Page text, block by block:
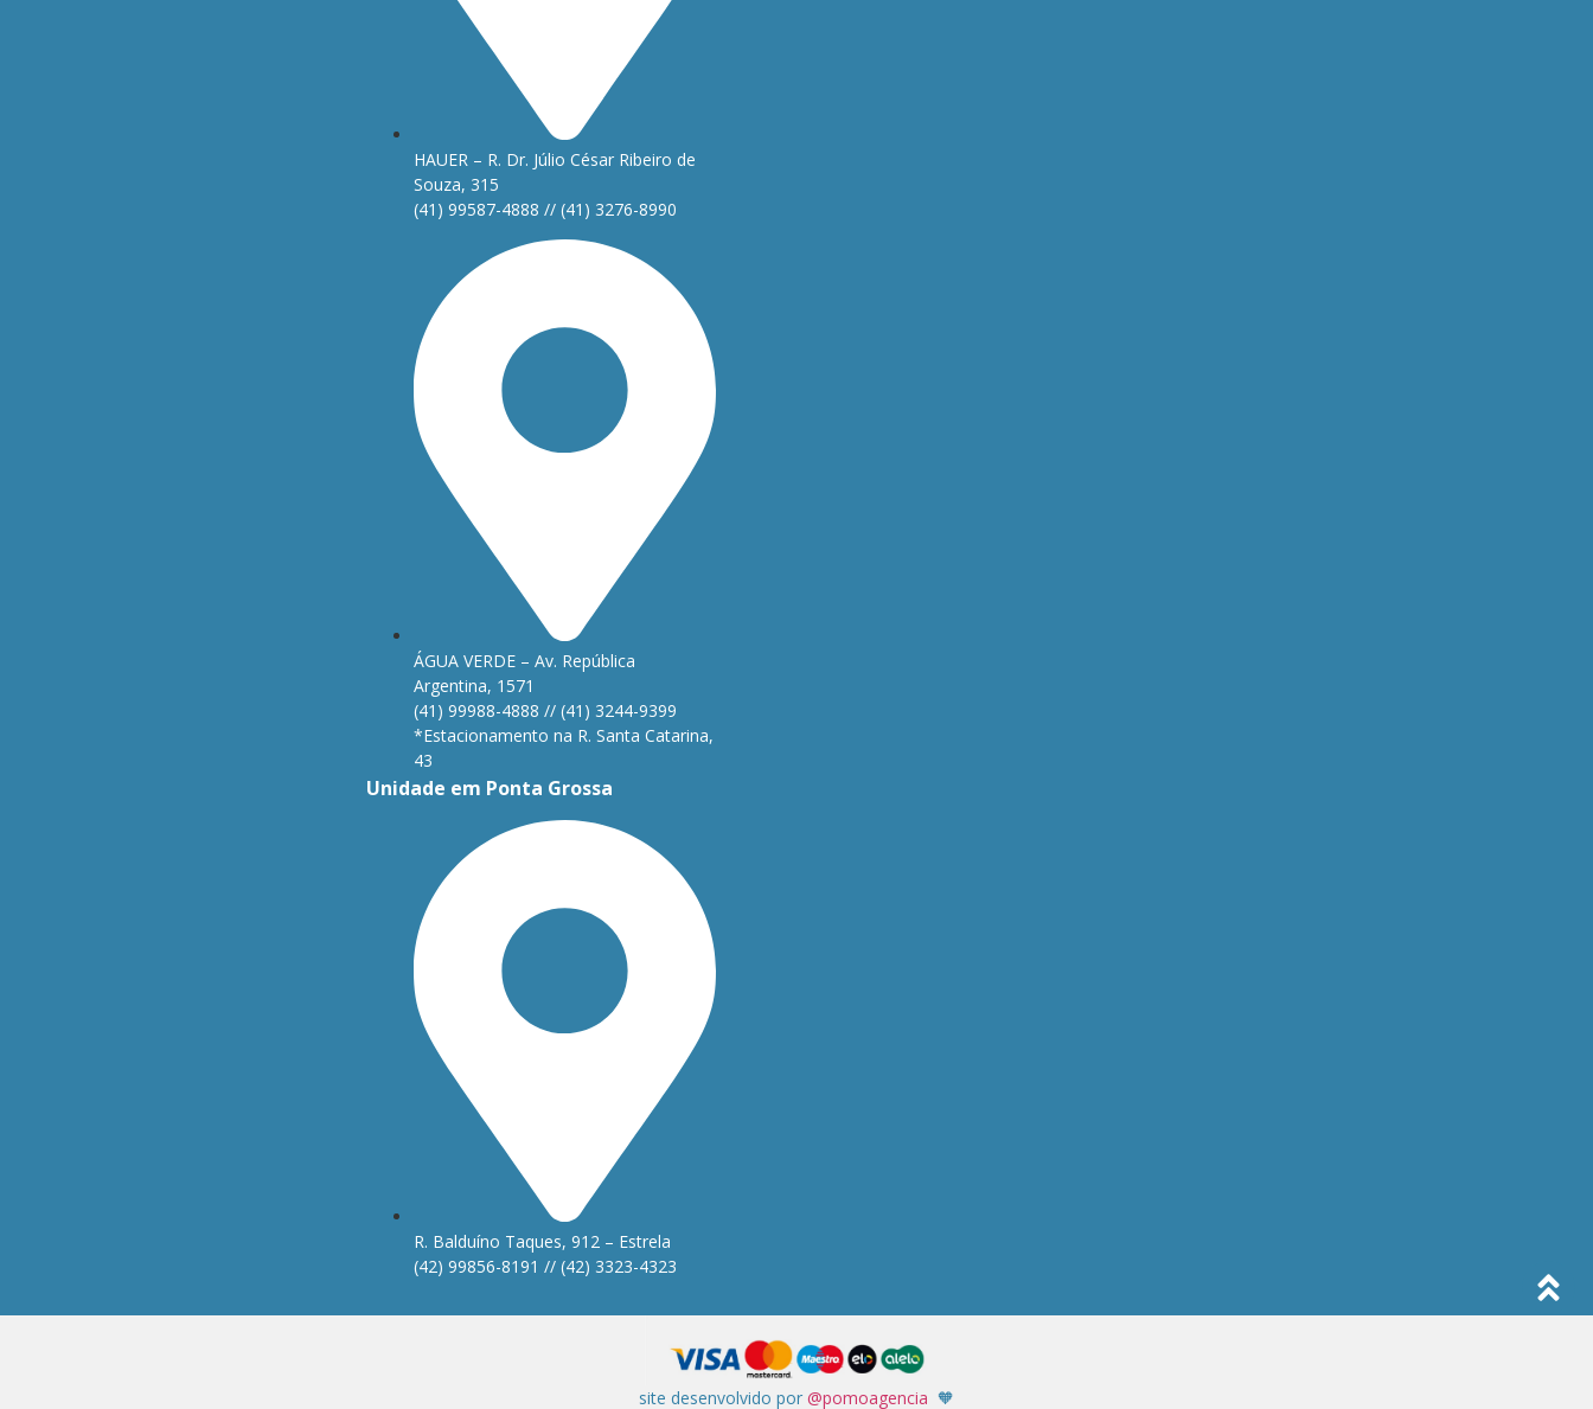
HAUER – R. Dr. Júlio César Ribeiro de
Souza, 315
(41) 99587-4888 // (41) 3276-8990
ÁGUA VERDE – Av. República
Argentina, 1571
(41) 99988-4888 // (41) 3244-9399
*Estacionamento na R. Santa Catarina,
43
Unidade em Ponta Grossa
R. Balduíno Taques, 912 – Estrela
(42) 99856-8191 // (42) 3323-4323
site desenvolvido por @pomoagencia 🧡